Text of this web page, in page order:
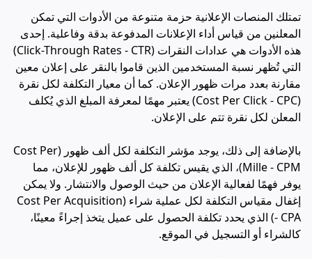
تمتلك المنصات الإعلانية حزمة متنوعة من الأدوات التي تمكن
المعلنين من قياس أداء الإعلانات المدفوعة بدقة وفاعلية. إحدى
هذه الأدوات هي عدادات النقرات (Click-Through Rates - CTR)
التي تُظهر نسبة المستخدمين الذين قاموا بالنقر على إعلان معين
مقارنة بعدد مرات ظهور الإعلان. كما أن معيار التكلفة لكل نقرة
(Cost Per Click - CPC) يعتبر مهمًا لمعرفة المبلغ الذي يُكلف
المعلن لكل نقرة تتم على الإعلان.
بالإضافة إلى ذلك، يوجد مؤشر التكلفة لكل ألف ظهور (Cost Per
Mille - CPM)، الذي يقيس تكلفة كل ألف ظهور للإعلان، مما
يوفر فهمًا لفعالية الإعلان من حيث الوصول والانتشار. ولا يمكن
إغفال مقياس التكلفة لكل عملية شراء (Cost Per Acquisition
- CPA) الذي يحدد تكلفة الحصول على عميل يتخذ إجراءً معينًا،
كالشراء أو التسجيل في الموقع.